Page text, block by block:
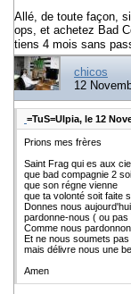
Allé, de toute façon,
ops, et achetez Bad
tiens 4 mois sans
chicos
12
=TuS=Ulpia, le 12
Prions mes frères
Saint Frag qui es aux
que bad compagnie 2
que son régne vienne
que ta volonté soit faite
Donnes nous
pardonne-nous ( ou
Comme nous
Et ne nous soumets
mais délivre nous une
Amen